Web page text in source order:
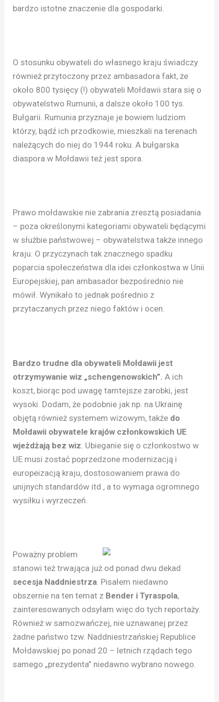
bardzo istotne znaczenie dla gospodarki.
O stosunku obywateli do własnego kraju świadczy
również przytoczony przez ambasadora fakt, że
około 800 tysięcy (!) obywateli Mołdawii stara się o
obywatelstwo Rumunii, a dalsze około 100 tys.
Bułgarii. Rumunia przyznaje je bowiem ludziom
którzy, bądź ich przodkowie, mieszkali na terenach
należących do niej do 1944 roku. A bułgarska
diaspora w Mołdawii też jest spora.
Prawo mołdawskie nie zabrania zresztą posiadania
– poza określonymi kategoriami obywateli będącymi
w służbie państwowej – obywatelstwa także innego
kraju. O przyczynach tak znacznego spadku
poparcia społeczeństwa dla idei członkostwa w Unii
Europejskiej, pan ambasador bezpośrednio nie
mówił. Wynikało to jednak pośrednio z
przytaczanych przez niego faktów i ocen.
Bardzo trudne dla obywateli Mołdawii jest
otrzymywanie wiz „schengenowskich”.A ich
koszt, biorąc pod uwagę tamtejsze zarobki, jest
wysoki. Dodam, że podobnie jak np. na Ukrainę
objętą również systemem wizowym, także do
Mołdawii obywatele krajów członkowskich UE
wjeżdżają bez wiz . Ubieganie się o członkostwo w
UE musi zostać poprzedzone modernizacją i
europeizacją kraju, dostosowaniem prawa do
unijnych standardów itd., a to wymaga ogromnego
wysiłku i wyrzeczeń.
Poważny problem
stanowi też trwająca już od ponad dwu dekad
secesja Naddniestrza. Pisałem niedawno
obszernie na ten temat z Bender i Tyraspola,
zainteresowanych odsyłam więc do tych reportaży.
Również w samozwańczej, nie uznawanej przez
żadne państwo tzw. Naddniestrzańskiej Republice
Mołdawskiej po ponad 20 – letnich rządach tego
samego „prezydenta” niedawno wybrano nowego.